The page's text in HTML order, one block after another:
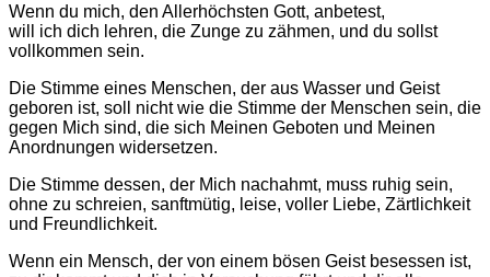
Wenn du mich, den Allerhöchsten Gott, anbetest,
will ich dich lehren, die Zunge zu zähmen, und du sollst
vollkommen sein.
Die Stimme eines Menschen, der aus Wasser und Geist
geboren ist, soll nicht wie die Stimme der Menschen sein, die
gegen Mich sind, die sich Meinen Geboten und Meinen
Anordnungen widersetzen.
Die Stimme dessen, der Mich nachahmt, muss ruhig sein,
ohne zu schreien, sanftmütig, leise, voller Liebe, Zärtlichkeit
und Freundlichkeit.
Wenn ein Mensch, der von einem bösen Geist besessen ist,